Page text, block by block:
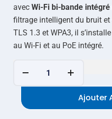
avec Wi-Fi bi-bande intégré
filtrage intelligent du bruit et
TLS 1.3 et WPA3, il
au Wi-Fi et au PoE intégré.
Ajouter